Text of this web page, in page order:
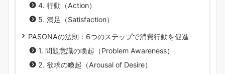
4. 行動（Action）
5. 満足（Satisfaction）
PASONAの法則：6つのステップで消費行動を促進
1. 問題意識の喚起（Problem Awareness）
2. 欲求の喚起（Arousal of Desire）